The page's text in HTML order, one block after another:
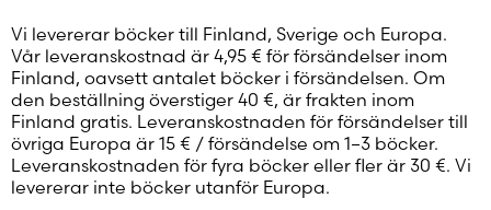
Vi levererar böcker till Finland, Sverige och Europa.
Vår leveranskostnad är 4,95 € för försändelser inom
Finland, oavsett antalet böcker i försändelsen. Om
den beställning överstiger 40 €, är frakten inom
Finland gratis. Leveranskostnaden för försändelser till
övriga Europa är 15 € / försändelse om 1–3 böcker.
Leveranskostnaden för fyra böcker eller fler är 30 €. Vi
levererar inte böcker utanför Europa.